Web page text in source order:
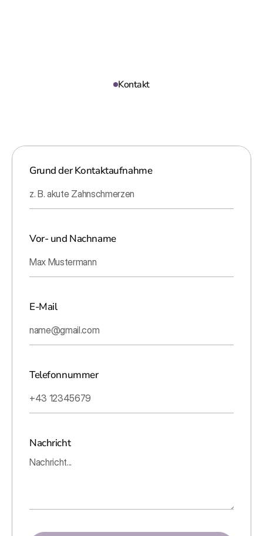
Kontakt
Terminvereinbarung
Grund der Kontaktaufnahme
Vor- und Nachname
E-Mail
Telefonnummer
Nachricht